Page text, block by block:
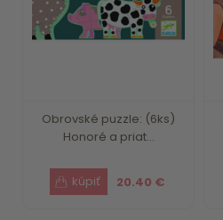
Obrovské puzzle: (6ks)
Honoré a priat...
20.40 €